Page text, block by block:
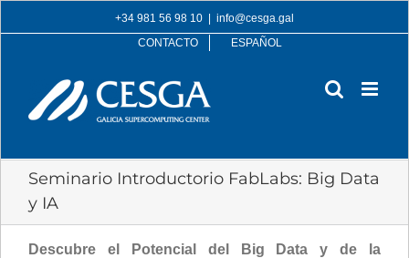
to
+34 981 56 98 10
info@cesga.gal
CONTACTO
ESPAÑOL
Seminario Introductorio FabLabs: Big Data
y IA
Descubre el Potencial del Big Data y de la